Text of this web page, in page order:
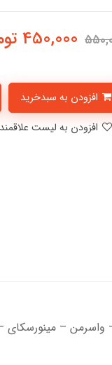
450,000
واسرمن –